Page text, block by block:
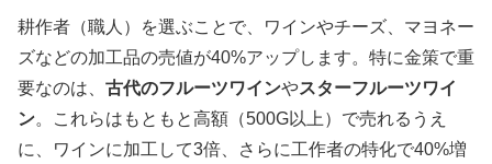
耕作者（職人）を選ぶことで、ワインやチーズ、マヨネー
ズなどの加工品の売値が40%アップします。特に金策で重
要なのは、 古代のフルーツワインやスターフルーツワイ
ン。これらはもともと高額（500G以上）で売れるうえ
に、ワインに加工して3倍、さらに工作者の特化で40%増